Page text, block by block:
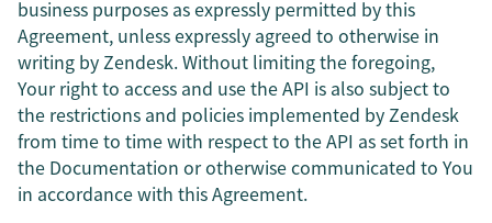
business purposes as expressly permitted by this
Agreement, unless expressly agreed to otherwise in
writing by Zendesk. Without limiting the foregoing,
Your right to access and use the API is also subject to
the restrictions and policies implemented by Zendesk
from time to time with respect to the API as set forth in
the Documentation or otherwise communicated to You
in accordance with this Agreement.